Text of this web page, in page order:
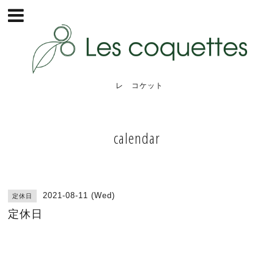
レ コケット
calendar
定休日 2021-08-11 (Wed)
定休日